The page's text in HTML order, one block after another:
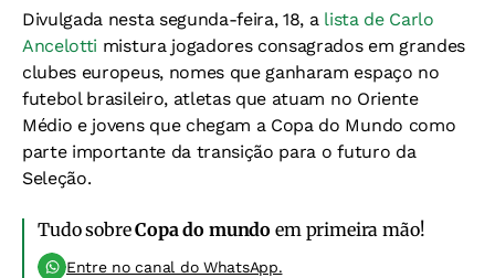
Divulgada nesta segunda-feira, 18, a lista de Carlo
Ancelotti mistura jogadores consagrados em grandes
clubes europeus, nomes que ganharam espaço no
futebol brasileiro, atletas que atuam no Oriente
Médio e jovens que chegam a Copa do Mundo como
parte importante da transição para o futuro da
Seleção.
Tudo sobreCopa do mundo em primeira mão!
Entre no canal do WhatsApp.